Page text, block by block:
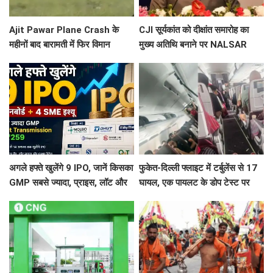
Ajit Pawar Plane Crash के
महीनों बाद बारामती में फिर विमान
पायलट सेफ
CJI सूर्यकांत को दीक्षांत समारोह का
मुख्य अतिथि बनाने पर NALSAR
अगले हफ्ते खुलेंगे 9 IPO, जानें किसका
GMP सबसे ज्यादा, प्राइस, लॉट और
फुकेत-दिल्ली फ्लाइट में टर्बुलेंस से 17
घायल, एक पायलट के डोप टेस्ट पर